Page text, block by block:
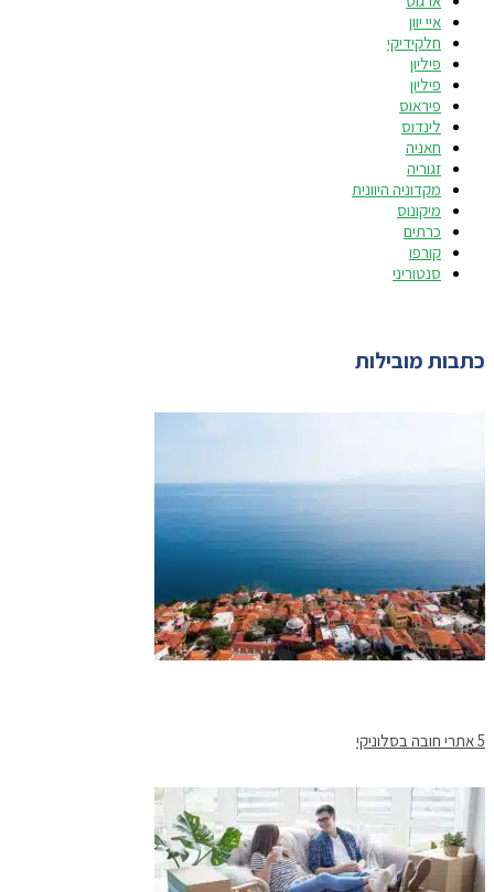
איי יוון
חלקידיקי
פיליון
פיליון
פיראוס
לינדוס
חאניה
זגוריה
מקדוניה היוונית
מיקונוס
כרתים
קורפו
סנטוריני
כתבות מובילות
5 אתרי חובה בסלוניקי